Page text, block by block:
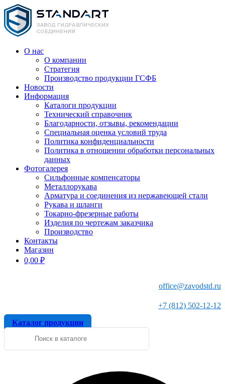
О нас
О компании
Стратегия
Производство продукции ГСФБ
Новости
Информация
Каталоги продукции
Технический справочник
Благодарности, отзывы, рекомендации
Специальная оценка условий труда
Политика конфиденциальности
Политика в отношении обработки персональных
данных
Фотогалерея
Сильфонные компенсаторы
Металлорукава
Арматура и соединения из нержавеющей стали
Рукава и шланги
Токарно-фрезерные работы
Изделия по чертежам заказчика
Производство
Контакты
Магазин
0,00 ₽
office@zavodstd.ru
+7 (812) 502-12-12
Каталог продукции